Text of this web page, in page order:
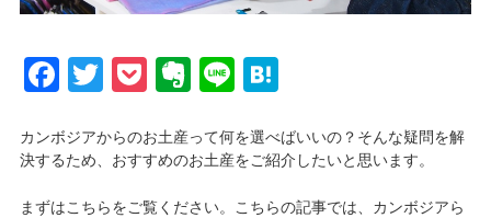
Facebook
Twitter
PocketEvernote
Line
カンボジアからのお土産って何を選べばいいの？そんな疑問を解
決するため、おすすめのお土産をご紹介したいと思います。
まずはこちらをご覧ください。こちらの記事では、カンボジアら